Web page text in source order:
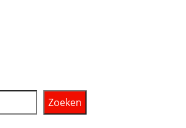
Zoeken